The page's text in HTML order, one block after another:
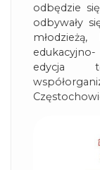
odbędzie
odbywały
edycja